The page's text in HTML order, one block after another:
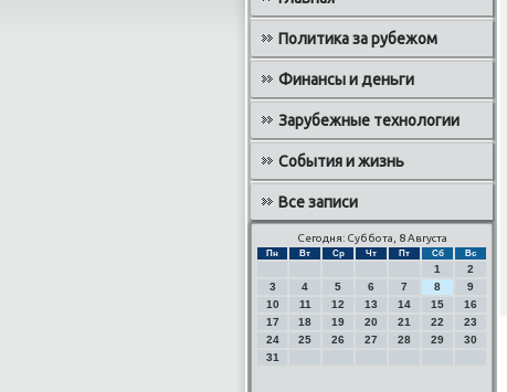
Политика за рубежом
Финансы и деньги
Зарубежные технологии
События и жизнь
Все записи
Сегодня: Суббота, 8 Августа
Пн Вт Ср Чт Пт Сб Вс
1
2
3
4 5 6 7 8
9
10
11 12 13 14 15
16
17
18 19 20 21 22
23
24
25 26 27 28 29
30
31